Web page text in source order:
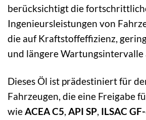
berücksichtigt die
Ingenieursleistungen von
die auf Kraftstoffeffizienz,
und längere Wartungsintervalle
Dieses Öl ist prädestiniert für
Fahrzeugen, die eine Freigabe
wieACEA C5, API SP, ILSAC